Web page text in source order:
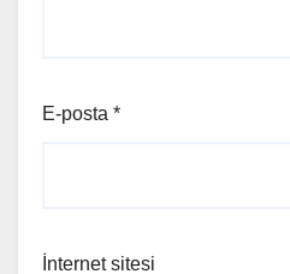
E-posta *
İnternet sitesi